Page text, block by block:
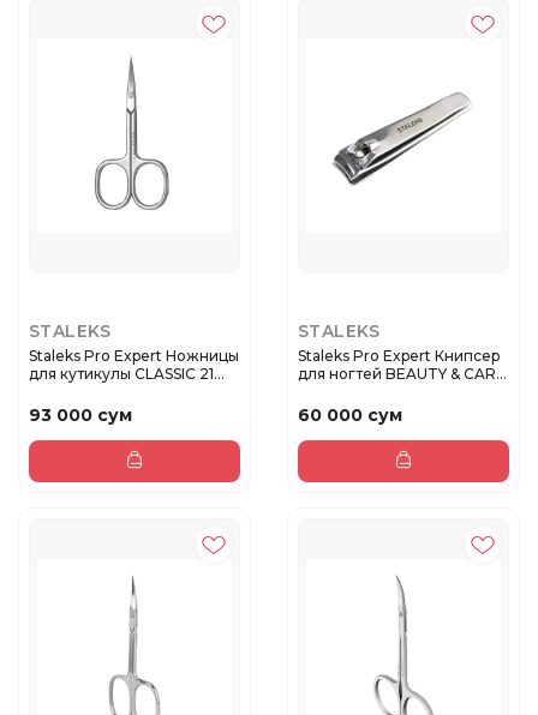
STALEKS
Staleks Pro Expert Ножницы
для кутикулы CLASSIC 21...
93 000 сум
STALEKS
Staleks Pro Expert Книпсер
для ногтей BEAUTY & CAR...
60 000 сум